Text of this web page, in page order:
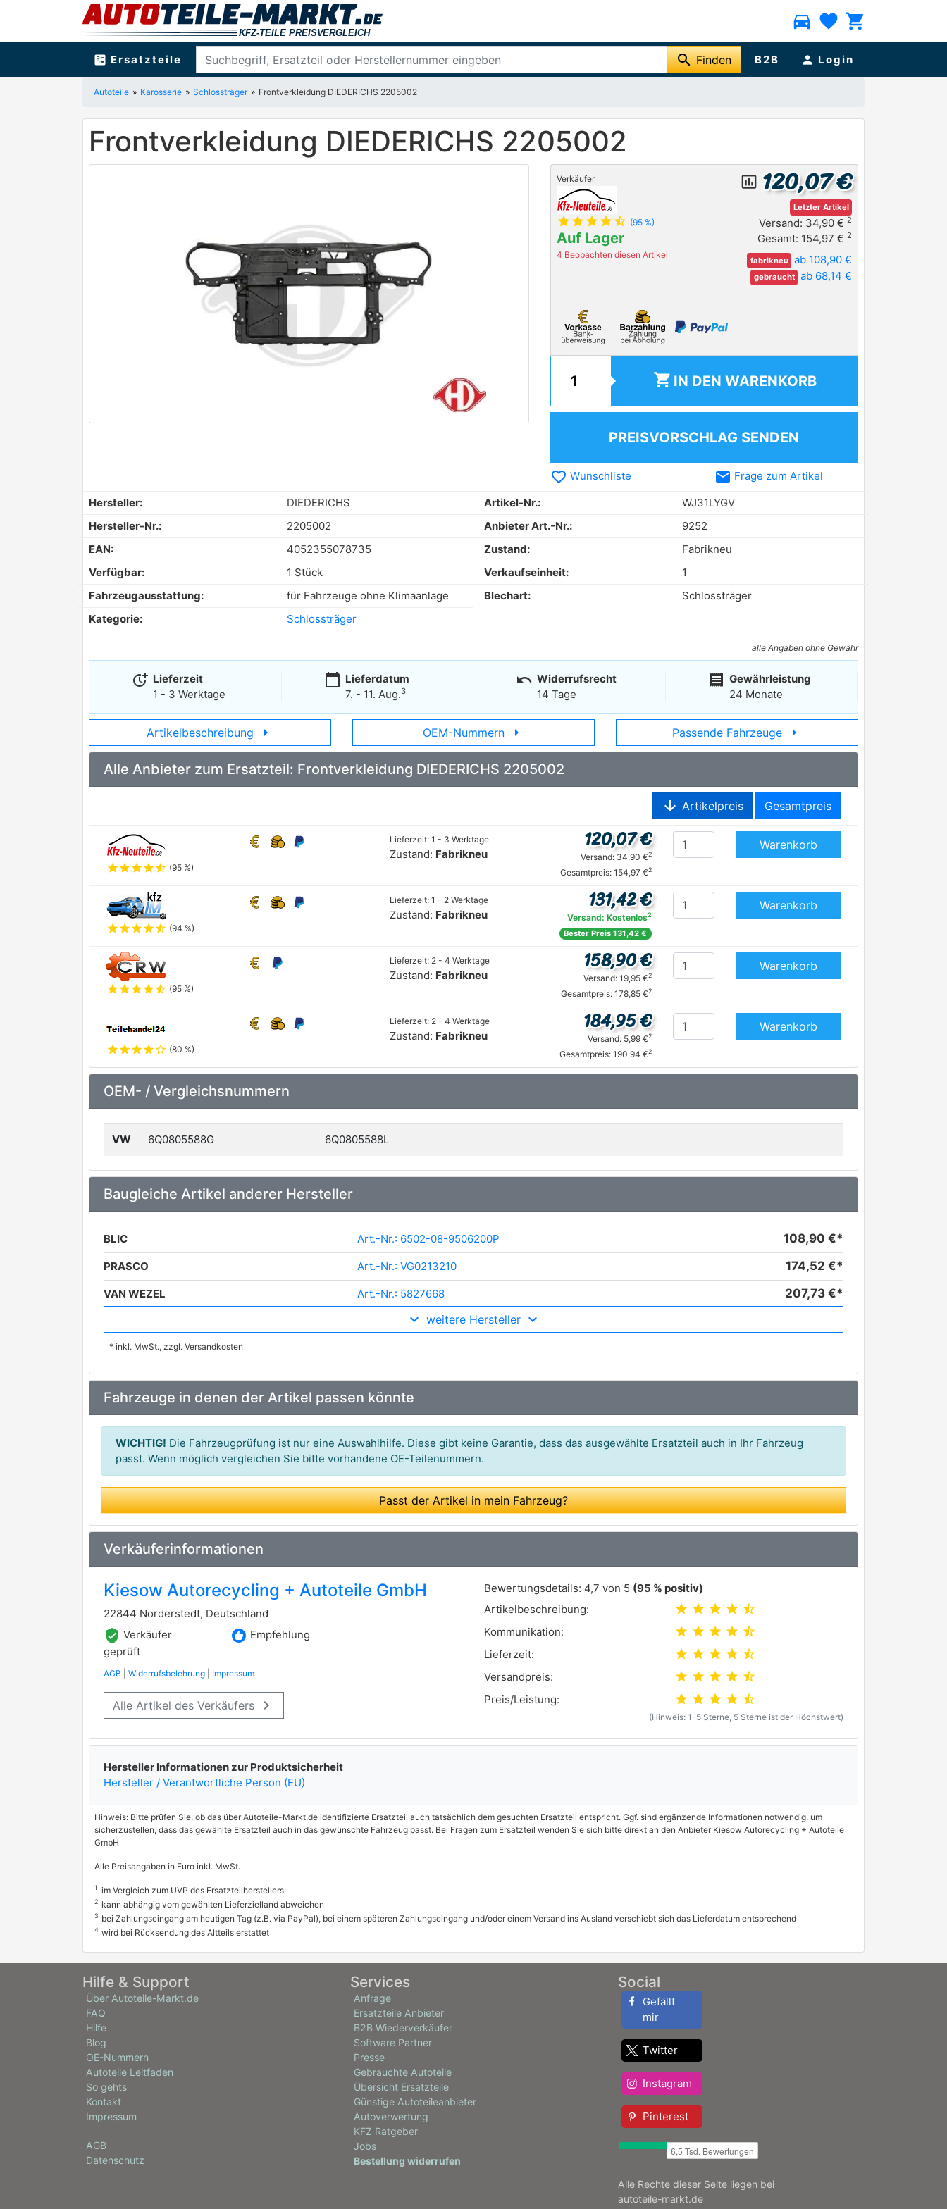
directions_car favorite shopping_cart
ballot Ersatzteile search Finden B2B person Login
Autoteile Karosserie Schlossträger Frontverkleidung DIEDERICHS 2205002
Frontverkleidung DIEDERICHS 2205002
Verkäufer
star star star star star_half (95 %)
Auf Lager
4 Beobachten diesen Artikel
insert_chart_outlined 120,07 €
Letzter Artikel
Versand: 34,90 € 2
Gesamt: 154,97 € 2
fabrikneu ab 108,90 €
gebraucht ab 68,14 €
shopping_cart IN DEN WARENKORB
PREISVORSCHLAG SENDEN
favorite_border Wunschliste email Frage zum Artikel
Hersteller:
DIEDERICHS Artikel-Nr.:
WJ31LYGV
Hersteller-Nr.:
2205002 Anbieter Art.-Nr.:
9252
EAN:
4052355078735 Zustand:
Fabrikneu
Verfügbar:
1 Stück Verkaufseinheit:
1
Fahrzeugausstattung:
für Fahrzeuge ohne Klimaanlage Blechart:
Schlossträger
Kategorie:
Schlossträger
alle Angaben ohne Gewähr
more_time Lieferzeit
1 - 3 Werktage
calendar_today Lieferdatum
7. - 11. Aug.3
undo Widerrufsrecht
14 Tage
receipt Gewährleistung
24 Monate
Artikelbeschreibung arrow_right OEM-Nummern arrow_right Passende Fahrzeuge arrow_right
Alle Anbieter zum Ersatzteil: Frontverkleidung DIEDERICHS 2205002
arrow_downward Artikelpreis Gesamtpreis
starstarstarstarstar_half (95 %)
Lieferzeit: 1 - 3 Werktage
Zustand: Fabrikneu
120,07 €
Versand: 34,90 €2
Gesamtpreis: 154,97 €2
Warenkorb
starstarstarstarstar_half (94 %)
Lieferzeit: 1 - 2 Werktage
Zustand: Fabrikneu
131,42 €
Versand: Kostenlos2
Bester Preis 131,42 €
Warenkorb
starstarstarstarstar_half (95 %)
Lieferzeit: 2 - 4 Werktage
Zustand: Fabrikneu
158,90 €
Versand: 19,95 €2
Gesamtpreis: 178,85 €2
Warenkorb
starstarstarstarstar_outline (80 %)
Lieferzeit: 2 - 4 Werktage
Zustand: Fabrikneu
184,95 €
Versand: 5,99 €2
Gesamtpreis: 190,94 €2
Warenkorb
OEM- / Vergleichsnummern
VW 6Q0805588G 6Q0805588L
Baugleiche Artikel anderer Hersteller
BLIC Art.-Nr.: 6502-08-9506200P 108,90 €*
PRASCO Art.-Nr.: VG0213210 174,52 €*
VAN WEZEL Art.-Nr.: 5827668 207,73 €*
Art.-Nr.: 952604
KLOKKERHOLM premium Marke
SCHLIECKMANN Art.-Nr.: 442324
weitere Hersteller
* inkl. MwSt., zzgl. Versandkosten
Fahrzeuge in denen der Artikel passen könnte
WICHTIG! Die Fahrzeugprüfung ist nur eine Auswahlhilfe. Diese gibt keine Garantie, dass das ausgewählte Ersatzteil auch in Ihr Fahrzeug
passt. Wenn möglich vergleichen Sie bitte vorhandene OE-Teilenummern.
Passt der Artikel in mein Fahrzeug?
Verkäuferinformationen
Kiesow Autorecycling + Autoteile GmbH
22844 Norderstedt, Deutschland
verified_user Verkäufer
geprüft
recommend Empfehlung
AGB Widerrufsbelehrung Impressum
Alle Artikel des Verkäufers keyboard_arrow_right
Bewertungsdetails: 4,7 von 5 (95 % positiv)
Artikelbeschreibung:
star star star star star_half
Kommunikation: star star star star star_half
Lieferzeit: star star star star star_half
Versandpreis: star star star star star_half
Preis/Leistung: star star star star star_half
(Hinweis: 1-5 Sterne, 5 Sterne ist der Höchstwert)
Hersteller Informationen zur Produktsicherheit
Hersteller / Verantwortliche Person (EU)
Hinweis: Bitte prüfen Sie, ob das über Autoteile-Markt.de identifizierte Ersatzteil auch tatsächlich dem gesuchten Ersatzteil entspricht. Ggf. sind ergänzende Informationen notwendig, um
sicherzustellen, dass das gewählte Ersatzteil auch in das gewünschte Fahrzeug passt. Bei Fragen zum Ersatzteil wenden Sie sich bitte direkt an den Anbieter Kiesow Autorecycling + Autoteile
GmbH
Alle Preisangaben in Euro inkl. MwSt.
1 im Vergleich zum UVP des Ersatzteilherstellers
2 kann abhängig vom gewählten Lieferzielland abweichen
3 bei Zahlungseingang am heutigen Tag (z.B. via PayPal), bei einem späteren Zahlungseingang und/oder einem Versand ins Ausland verschiebt sich das Lieferdatum entsprechend
4 wird bei Rücksendung des Altteils erstattet
Hilfe & Support
Über Autoteile-Markt.de
FAQ
Hilfe
Blog
OE-Nummern
Autoteile Leitfaden
So gehts
Kontakt
Impressum
AGB
Datenschutz
Services
Anfrage
Ersatzteile Anbieter
B2B Wiederverkäufer
Software Partner
Presse
Gebrauchte Autoteile
Übersicht Ersatzteile
Günstige Autoteileanbieter
Autoverwertung
KFZ Ratgeber
Jobs
Bestellung widerrufen
Social
Gefällt
mir
Twitter
Instagram
Pinterest
Alle Rechte dieser Seite liegen bei
autoteile-markt.de